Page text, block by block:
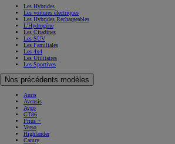
Les Hybrides
Les voitures électriques
Les Hybrides Rechargeables
L'Hydrogène
Les Citadines
Les SUV
Les Familiales
Les 4x4
Les Utilitaires
Les Sportives
Nos précédents modèles
Auris
Avensis
Aygo
GT86
Prius +
Verso
Highlander
Camry